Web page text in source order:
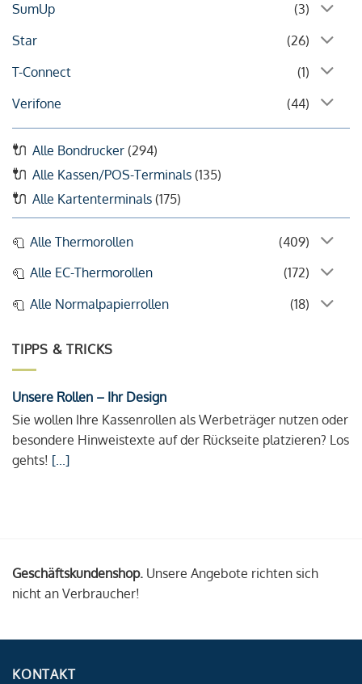
SumUp
(3)
Star
(26)
T-Connect
(1)
Verifone
(44)
Alle Bondrucker (294)
Alle Kassen/POS-Terminals (135)
Alle Kartenterminals (175)
Alle Thermorollen
(409)
Alle EC-Thermorollen
(172)
Alle Normalpapierrollen
(18)
TIPPS & TRICKS
Unsere Rollen – Ihr Design
Sie wollen Ihre Kassenrollen als Werbeträger nutzen oder
besondere Hinweistexte auf der Rückseite platzieren? Los
gehts! [...]
Geschäftskundenshop. Unsere Angebote richten sich
nicht an Verbraucher!
KONTAKT